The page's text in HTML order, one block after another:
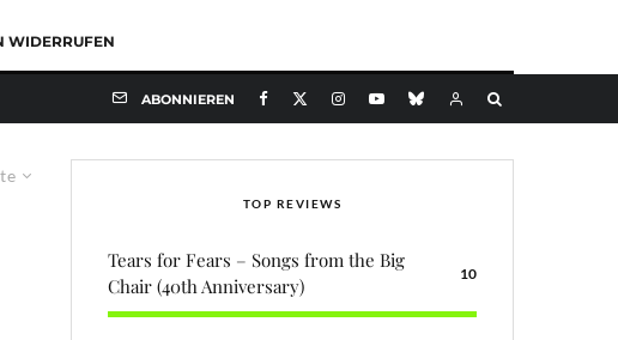
WIDERRUFEN
ABONNIEREN
TOP REVIEWS
Tears for Fears – Songs from the Big
Chair (40th Anniversary)
10